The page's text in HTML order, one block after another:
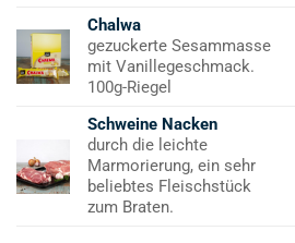
Chalwa
gezuckerte Sesammasse
mit Vanillegeschmack.
100g-Riegel
Schweine Nacken
durch die leichte
Marmorierung, ein sehr
beliebtes Fleischstück
zum Braten.